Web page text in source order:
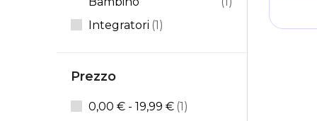
Integratori 1Elemento
Prezzo
0,00 € - 19,99 € 1 elemento